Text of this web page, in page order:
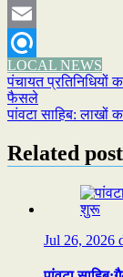
Twitter
Email
Refind
LOCAL NEWS
Post
navigation
पंचायत प्रतिनिधियों
फैसले
पांवटा साहिब: लाखों
Related
Jul 26, 2026